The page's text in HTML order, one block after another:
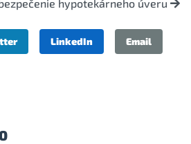
hypotekárneho úveru
LinkedIn Email